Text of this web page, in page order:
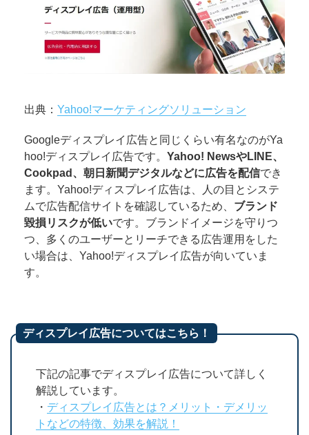
出典： Yahoo!マーケティングソリューション
Googleディスプレイ広告と同じくらい有名なのがYa
hoo!ディスプレイ広告です。 Yahoo! NewsやLINE、
Cookpad、朝日新聞デジタルなどに広告を配信でき
ます。Yahoo!ディスプレイ広告は、人の目とシステ
ムで広告配信サイトを確認しているため、 ブランド
毀損リスクが低いです。ブランドイメージを守りつ
つ、多くのユーザーとリーチできる広告運用をした
い場合は、Yahoo!ディスプレイ広告が向いていま
す。
ディスプレイ広告についてはこちら！
下記の記事でディスプレイ広告について詳しく
解説しています。
・ ディスプレイ広告とは？メリット・デメリッ
トなどの特徴、効果を解説！